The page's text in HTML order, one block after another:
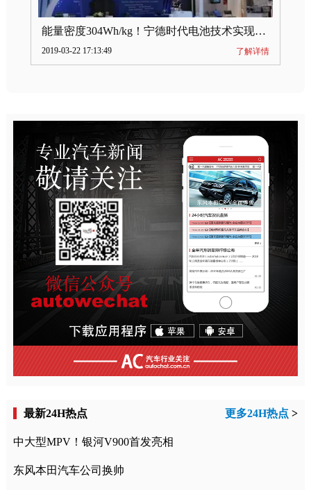
能量密度304Wh/kg！宁德时代电池技术实现突破
2019-03-22 17:13:49 了解详情
最新24H热点 更多24H热点 >
中大型MPV！银河V900首发亮相
东风本田汽车公司换帅